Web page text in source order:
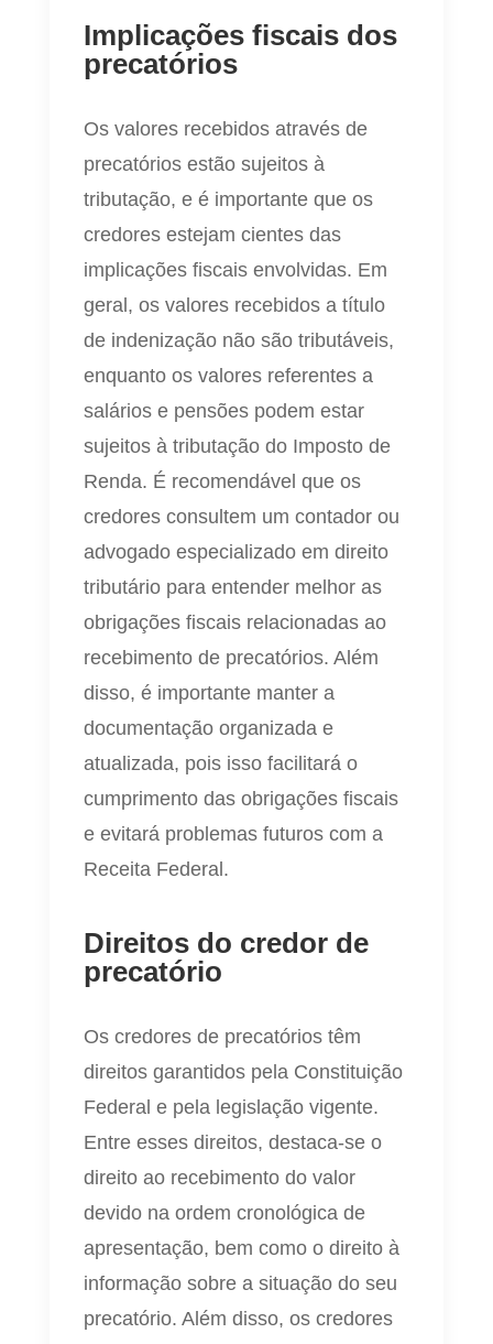
Implicações fiscais dos
precatórios
Os valores recebidos através de
precatórios estão sujeitos à
tributação, e é importante que os
credores estejam cientes das
implicações fiscais envolvidas. Em
geral, os valores recebidos a título
de indenização não são tributáveis,
enquanto os valores referentes a
salários e pensões podem estar
sujeitos à tributação do Imposto de
Renda. É recomendável que os
credores consultem um contador ou
advogado especializado em direito
tributário para entender melhor as
obrigações fiscais relacionadas ao
recebimento de precatórios. Além
disso, é importante manter a
documentação organizada e
atualizada, pois isso facilitará o
cumprimento das obrigações fiscais
e evitará problemas futuros com a
Receita Federal.
Direitos do credor de
precatório
Os credores de precatórios têm
direitos garantidos pela Constituição
Federal e pela legislação vigente.
Entre esses direitos, destaca-se o
direito ao recebimento do valor
devido na ordem cronológica de
apresentação, bem como o direito à
informação sobre a situação do seu
precatório. Além disso, os credores